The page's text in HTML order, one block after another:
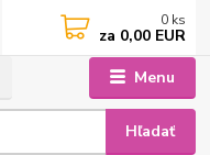
Menu
Hľadať
0 ks
za 0,00 EUR